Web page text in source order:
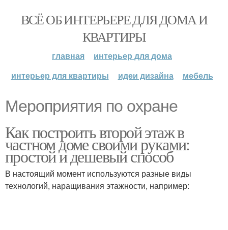
ВСЁ ОБ ИНТЕРЬЕРЕ ДЛЯ ДОМА И
КВАРТИРЫ
главная
интерьер для дома
интерьер для квартиры
идеи дизайна мебель
Мероприятия по охране
Как построить второй этаж в
частном доме своими руками:
простой и дешевый способ
В настоящий момент используются разные виды
технологий, наращивания этажности, например: